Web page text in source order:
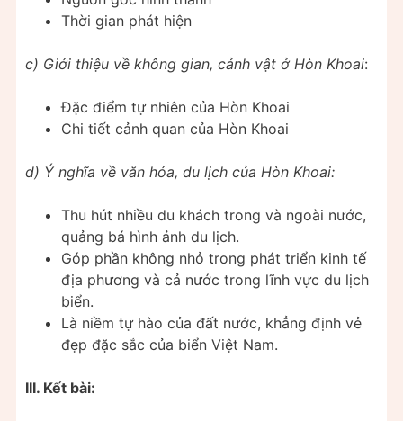
Thời gian phát hiện
c) Giới thiệu về không gian, cảnh vật ở Hòn Khoai:
Đặc điểm tự nhiên của Hòn Khoai
Chi tiết cảnh quan của Hòn Khoai
d) Ý nghĩa về văn hóa, du lịch của Hòn Khoai:
Thu hút nhiều du khách trong và ngoài nước,
quảng bá hình ảnh du lịch.
Góp phần không nhỏ trong phát triển kinh tế
địa phương và cả nước trong lĩnh vực du lịch
biển.
Là niềm tự hào của đất nước, khẳng định vẻ
đẹp đặc sắc của biển Việt Nam.
III. Kết bài: